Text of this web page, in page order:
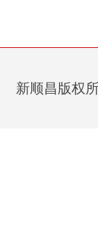
新顺昌版权